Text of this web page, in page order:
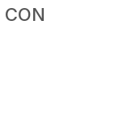
660 LTS.